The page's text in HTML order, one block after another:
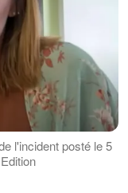
l'incident posté le 5